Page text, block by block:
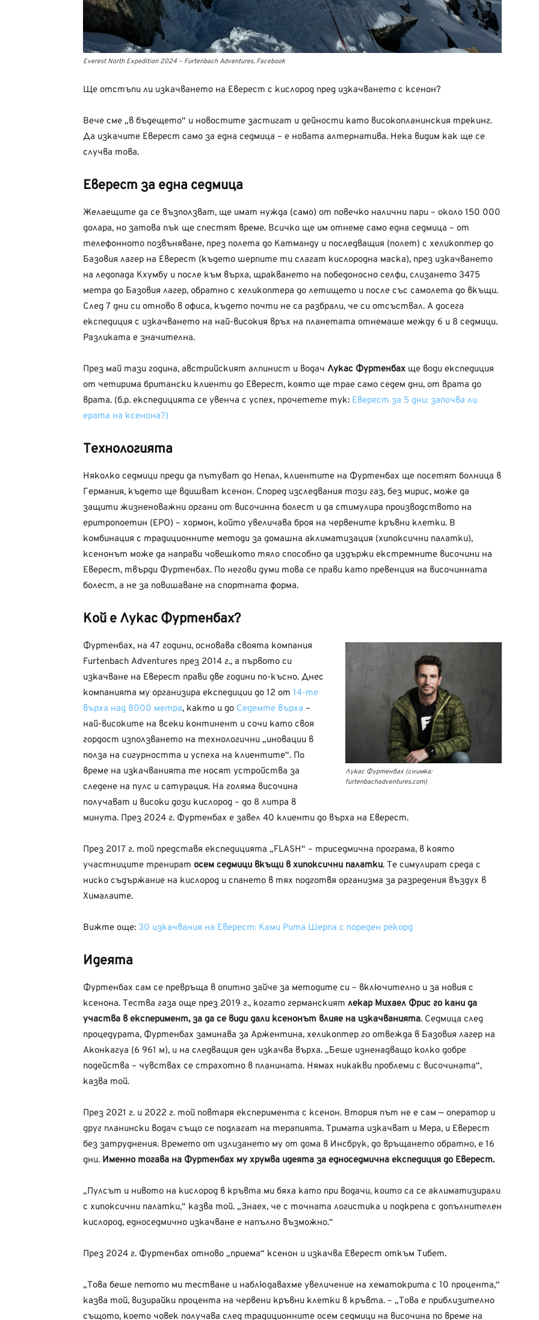
Everest North Expedition 2024 – Furtenbach Adventures, Facebook
Ще отстъпи ли изкачването на Еверест с кислород пред изкачването с ксенон?
Вече сме „в бъдещето“ и новостите застигат и дейности като високопланинския трекинг.
Да изкачите Еверест само за една седмица – е новата алтернатива. Нека видим как ще се
случва това.
Еверест за една седмица
Желаещите да се възползват, ще имат нужда (само) от повечко налични пари – около 150 000
долара, но затова пък ще спестят време. Всичко ще им отнеме само една седмица – от
телефонното позвъняване, през полета до Катманду и последващия (полет) с хеликоптер до
Базовия лагер на Еверест (където шерпите ти слагат кислородна маска), през изкачването
на ледопада Кхумбу и после към върха, щракването на победоносно селфи, слизането 3475
метра до Базовия лагер, обратно с хеликоптера до летището и после със самолета до вкъщи.
След 7 дни си отново в офиса, където почти не са разбрали, че си отсъствал. А досега
експедиция с изкачването на най-високия връх на планетата отнемаше между 6 и 8 седмици.
Разликата е значителна.
През май тази година, австрийският алпинист и водач Лукас Фуртенбах ще води експедиция
от четирима британски клиенти до Еверест, която ще трае само седем дни, от врата до
врата. (б.р. експедицията се увенча с успех, прочетете тук: Еверест за 5 дни: започва ли
ерата на ксенона?)
Технологията
Няколко седмици преди да пътуват до Непал, клиентите на Фуртенбах ще посетят болница в
Германия, където ще вдишват ксенон. Според изследвания този газ, без мирис, може да
защити жизненоважни органи от височинна болест и да стимулира производството на
еритропоетин (EPO) – хормон, който увеличава броя на червените кръвни клетки. В
комбинация с традиционните методи за домашна аклиматизация (хипоксични палатки),
ксенонът може да направи човешкото тяло способно да издържи екстремните височини на
Еверест, твърди Фуртенбах. По негови думи това се прави като превенция на височинната
болест, а не за повишаване на спортната форма.
Кой е Лукас Фуртенбах?
Лукас Фуртенбах (снимка:
furtenbachadventures.com)
Фуртенбах, на 47 години, основава своята компания
Furtenbach Adventures през 2014 г., а първото си
изкачване на Еверест прави две години по-късно. Днес
компанията му организира експедиции до 12 от 14-те
върха над 8000 метра, както и до Седемте върха –
най-високите на всеки континент и сочи като своя
гордост използването на технологични „иновации в
полза на сигурността и успеха на клиентите“. По
време на изкачванията те носят устройства за
следене на пулс и сатурация. На голяма височина
получават и високи дози кислород – до 8 литра в
минута. През 2024 г. Фуртенбах е завел 40 клиенти до върха на Еверест.
През 2017 г. той представя експедицията „FLASH“ – триседмична програма, в която
участниците тренират осем седмици вкъщи в хипоксични палатки. Те симулират среда с
ниско съдържание на кислород и спането в тях подготвя организма за разредения въздух в
Хималаите.
Вижте още: 30 изкачвания на Еверест: Ками Рита Шерпа с пореден рекорд
Идеята
Фуртенбах сам се превръща в опитно зайче за методите си – включително и за новия с
ксенона. Тества газа още през 2019 г., когато германският лекар Михаел Фрис го кани да
участва в експеримент, за да се види дали ксенонът влияе на изкачванията. Седмица след
процедурата, Фуртенбах заминава за Аржентина, хеликоптер го отвежда в Базовия лагер на
Аконкагуа (6 961 м), и на следващия ден изкачва върха. „Беше изненадващо колко добре
подейства – чувствах се страхотно в планината. Нямах никакви проблеми с височината“,
казва той.
През 2021 г. и 2022 г. той повтаря експеримента с ксенон. Втория път не е сам — оператор и
друг планински водач също се подлагат на терапията. Тримата изкачват и Мера, и Еверест
без затруднения. Времето от излизането му от дома в Инсбрук, до връщането обратно, е 16
дни. Именно тогава на Фуртенбах му хрумва идеята за едноседмична експедиция до Еверест.
„Пулсът и нивото на кислород в кръвта ми бяха като при водачи, които са се аклиматизирали
с хипоксични палатки,“ казва той. „Знаех, че с точната логистика и подкрепа с допълнителен
кислород, едноседмично изкачване е напълно възможно.“
През 2024 г. Фуртенбах отново „приема“ ксенон и изкачва Еверест откъм Тибет.
„Това беше петото ми тестване и наблюдавахме увеличение на хематокрита с 10 процента,“
казва той, визирайки процента на червени кръвни клетки в кръвта. – „Това е приблизително
същото, което човек получава след традиционните осем седмици на височина по време на